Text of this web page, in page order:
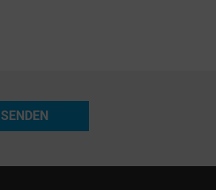
SENDEN